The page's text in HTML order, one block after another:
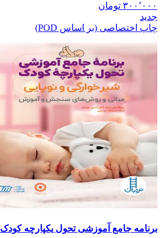
۳۰۰٬۰۰۰ تومان
جدید
چاپ اختصاصی (بر اساس POD)
برنامه جامع آموزشی تحول یکپارچه کودک